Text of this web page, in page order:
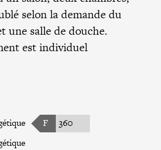
selon la demande du
une salle de douche.
est individuel
F
360